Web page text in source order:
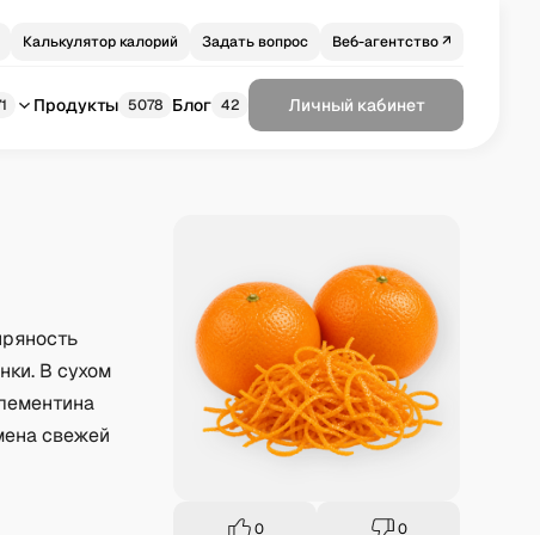
Калькулятор калорий Задать вопрос Веб-агентство ↗
Продукты 5078 Блог 42 Личный кабинет
В сухом
свежей
0 0